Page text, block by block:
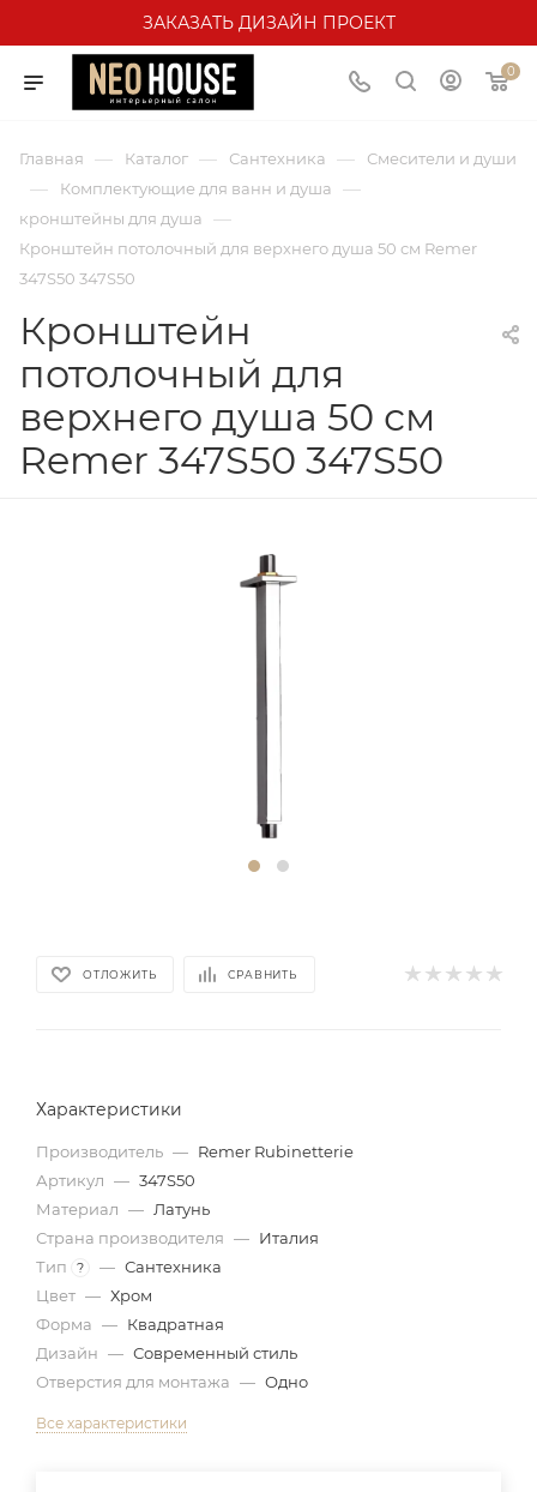
ЗАКАЗАТЬ ДИЗАЙН ПРОЕКТ
0
Главная — Каталог — Сантехника — Смесители и души
— Комплектующие для ванн и душа —
кронштейны для душа —
Кронштейн потолочный для верхнего душа 50 см Remer
347S50 347S50
Кронштейн
потолочный для
верхнего душа 50 см
Remer 347S50 347S50
ОТЛОЖИТЬ СРАВНИТЬ
Характеристики
Производитель — Remer Rubinetterie
Артикул — 347S50
Материал — Латунь
Страна производителя — Италия
Тип
? — Сантехника
Цвет — Хром
Форма — Квадратная
Дизайн — Современный стиль
Отверстия для монтажа — Одно
Все характеристики